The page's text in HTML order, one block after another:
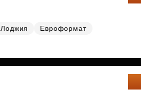
Лоджия
Евроформат